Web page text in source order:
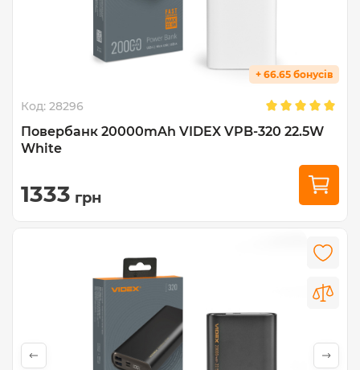
+ 66.65 бонусів
Код: 28296
Повербанк 20000mAh VIDEX VPB-320 22.5W
White
1333 грн